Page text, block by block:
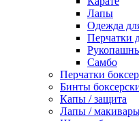
Лапы
Одежда
Перчатки
Самбо
Перчатки
Бинты
Капы / защита
Лапы /